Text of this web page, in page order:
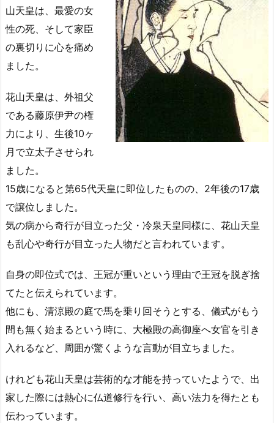
山天皇は、最愛の女
性の死、そして家臣
の裏切りに心を痛め
ました。
花山天皇は、外祖父
である藤原伊尹の権
力により、生後10ヶ
月で立太子させられ
ました。
15歳になると第65代天皇に即位したものの、2年後の17歳
で譲位しました。
気の病から奇行が目立った父・冷泉天皇同様に、花山天皇
も乱心や奇行が目立った人物だと言われています。
自身の即位式では、王冠が重いという理由で王冠を脱ぎ捨
てたと伝えられています。
他にも、清涼殿の庭で馬を乗り回そうとする、儀式がもう
間も無く始まるという時に、大極殿の高御座へ女官を引き
入れるなど、周囲が驚くような言動が目立ちました。
けれども花山天皇は芸術的な才能を持っていたようで、出
家した際には熱心に仏道修行を行い、高い法力を得たとも
伝わっています。